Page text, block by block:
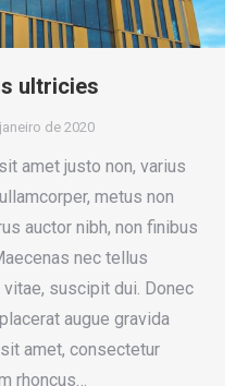
ultricies
de 2020
amet justo non, varius
metus non
auctor nibh, non finibus
nec tellus
suscipit dui. Donec
augue gravida
amet, consectetur
rhoncus…